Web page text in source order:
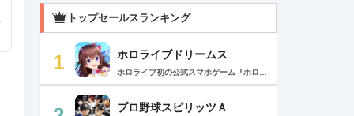
レポート】
トップセールスランキング
1 ホロライブドリームス
プロ野球スピリッツＡ